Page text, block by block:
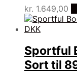
kr. 1.649,00
Sportful
Sort til